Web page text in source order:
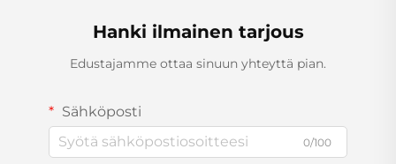
Hanki ilmainen tarjous
Edustajamme ottaa sinuun yhteyttä pian.
Sähköposti
0/100